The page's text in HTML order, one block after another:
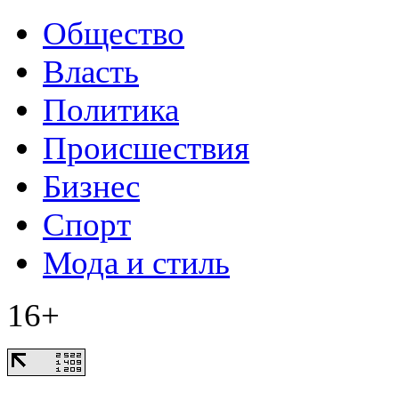
Общество
Власть
Политика
Происшествия
Бизнес
Спорт
Мода и стиль
16+